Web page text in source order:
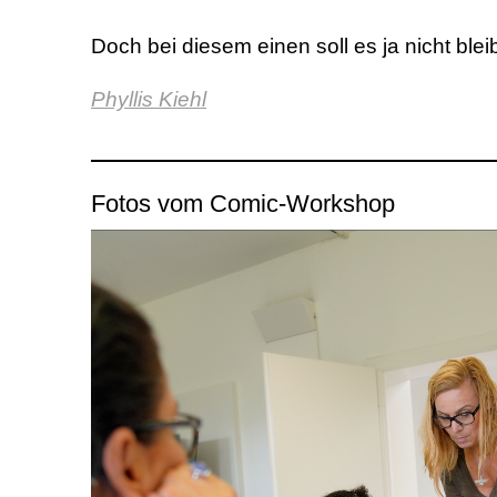
Doch bei diesem einen soll es ja nicht
Phyllis Kiehl
Fotos vom Comic-Workshop